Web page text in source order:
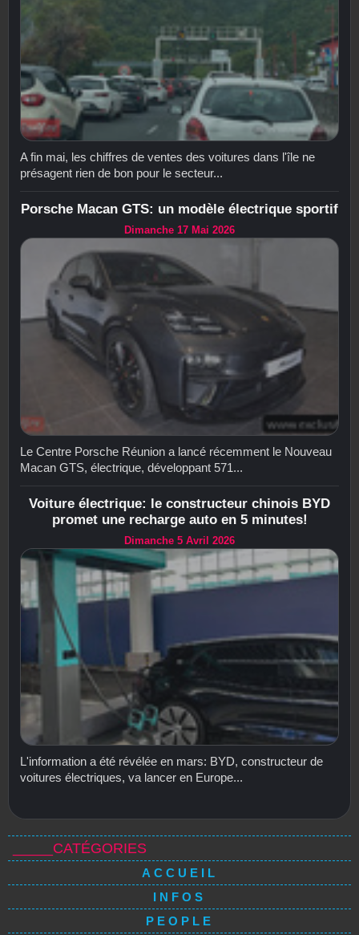
A fin mai, les chiffres de ventes des voitures dans l'île ne
présagent rien de bon pour le secteur...
Porsche Macan GTS: un modèle électrique sportif
Dimanche 17 Mai 2026
Le Centre Porsche Réunion a lancé récemment le Nouveau
Macan GTS, électrique, développant 571...
Voiture électrique: le constructeur chinois BYD
promet une recharge auto en 5 minutes!
Dimanche 5 Avril 2026
L'information a été révélée en mars: BYD, constructeur de
voitures électriques, va lancer en Europe...
_____CATÉGORIES
ACCUEIL
INFOS
PEOPLE